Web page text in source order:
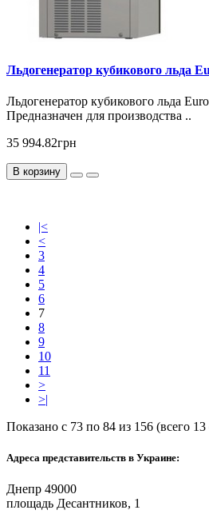
Льдогенератор кубикового льда
Льдогенератор кубикового льда
Предназначен для производства ..
35 994.82грн
В корзину
|<
<
3
4
5
6
7
8
9
10
11
>
>|
Показано с 73 по 84 из 156 (всего
Адреса представительств в Украине:
Днепр 49000
площадь Десантников, 1